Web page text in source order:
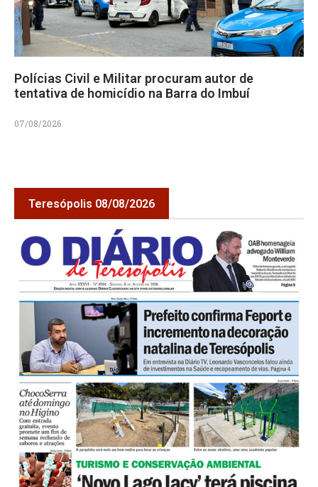
Polícias Civil e Militar procuram autor de
tentativa de homicídio na Barra do Imbuí
07/08/2026
Teresópolis 08/08/2026